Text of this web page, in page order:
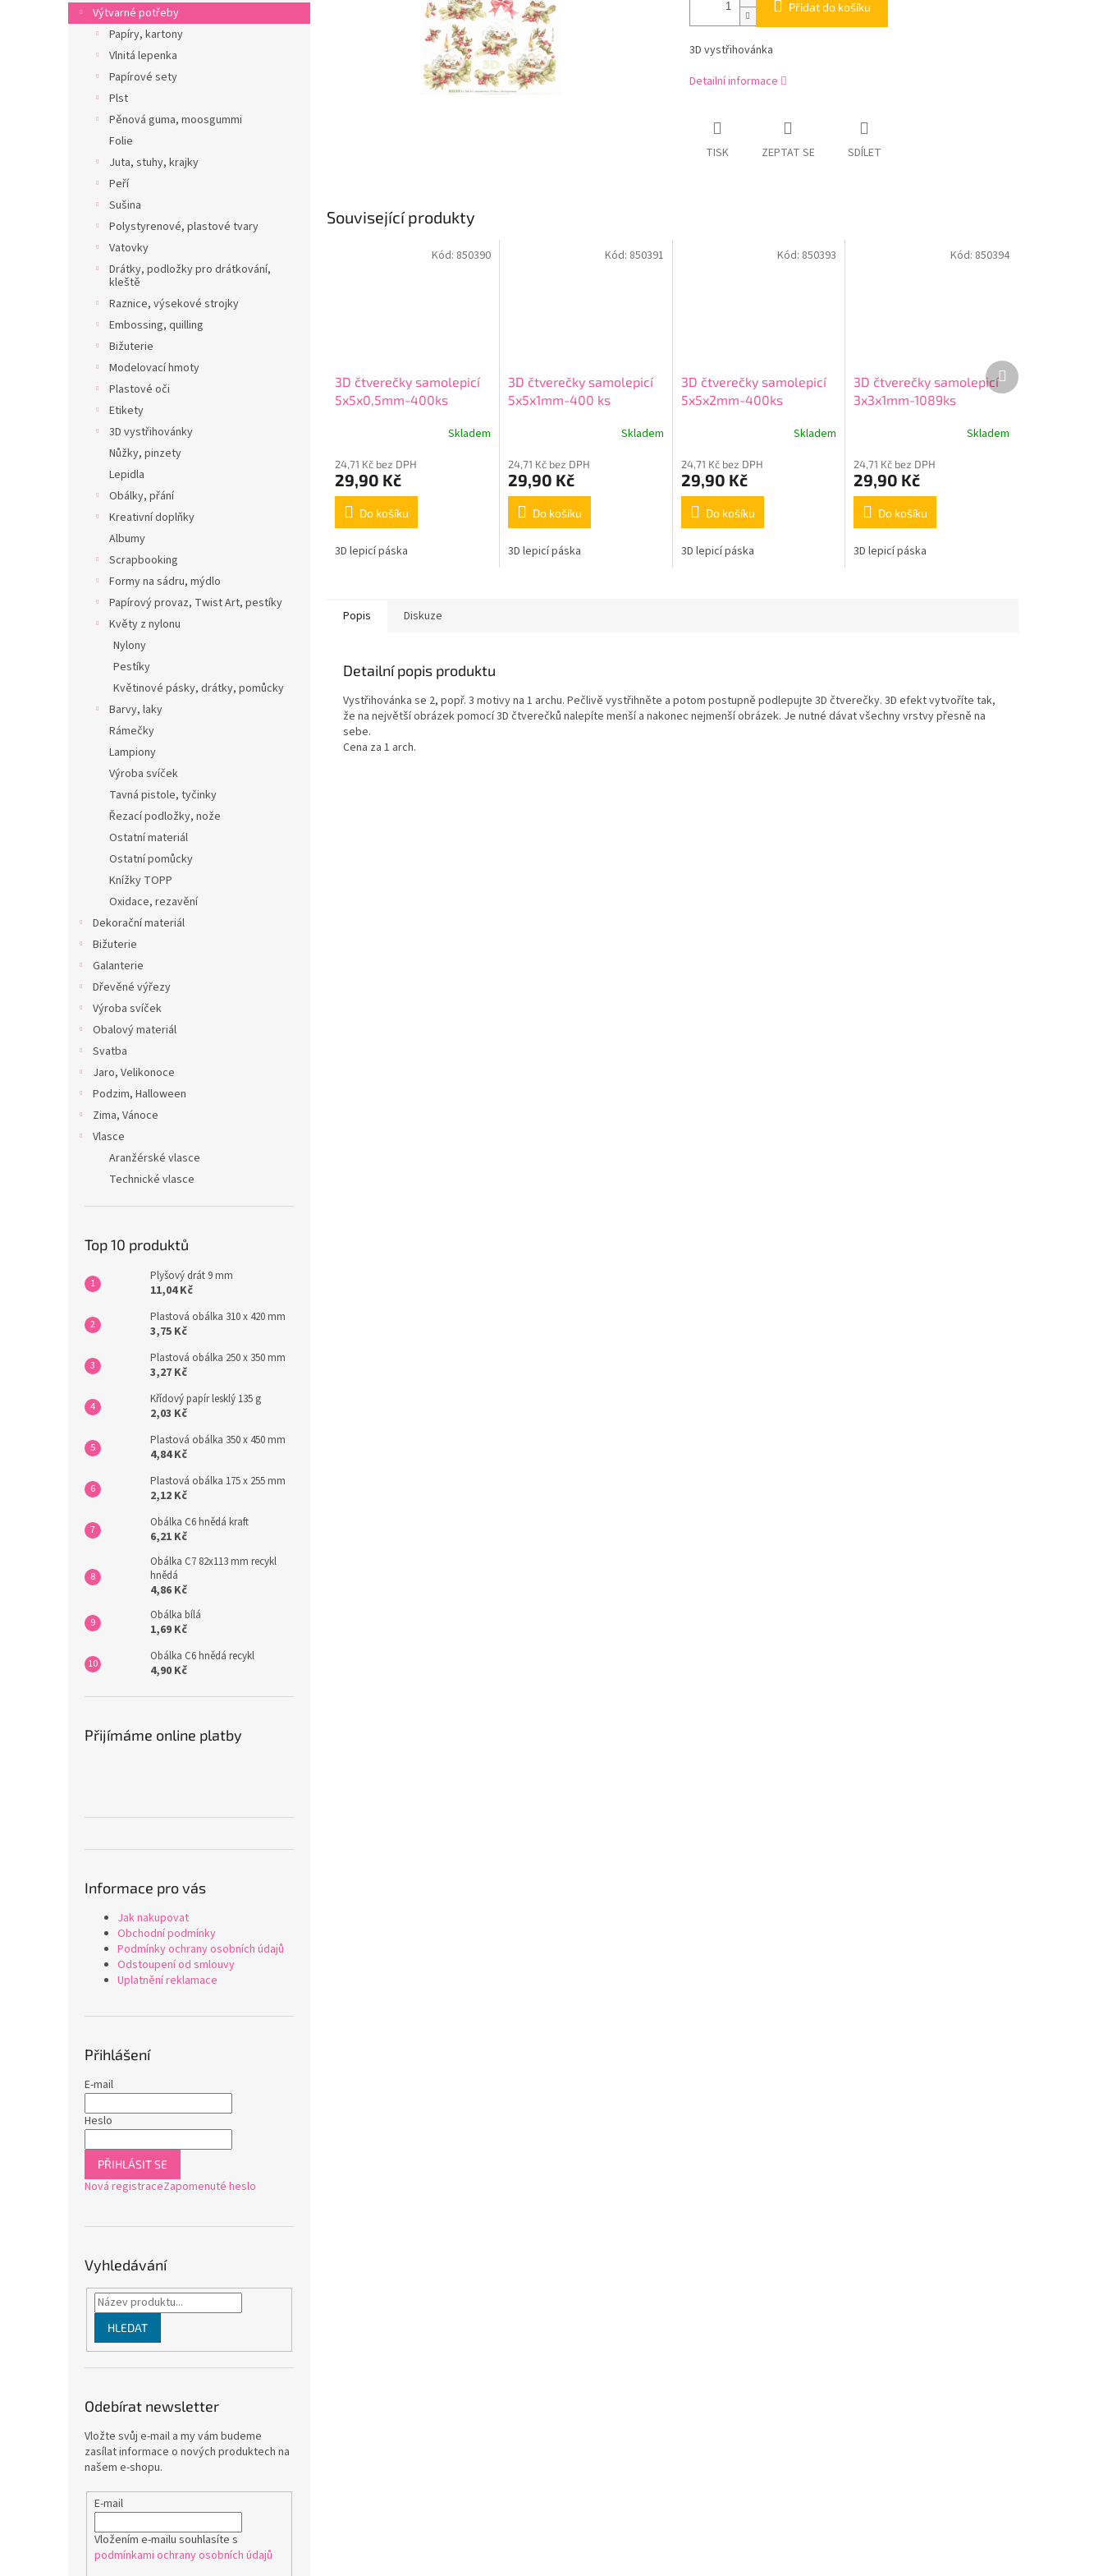
n
e
Výtvarné potřeby
Papíry, kartony
Vlnitá lepenka
Papírové sety
Plst
Pěnová guma, moosgummi
Folie
Juta, stuhy, krajky
Peří
Sušina
Polystyrenové, plastové tvary
Vatovky
Drátky, podložky pro drátkování,
kleště
Raznice, výsekové strojky
Embossing, quilling
Bižuterie
Modelovací hmoty
Plastové oči
Etikety
3D vystřihovánky
Nůžky, pinzety
Lepidla
Obálky, přání
Kreativní doplňky
Albumy
Scrapbooking
Formy na sádru, mýdlo
Papírový provaz, Twist Art, pestíky
Květy z nylonu
Nylony
Pestíky
Květinové pásky, drátky, pomůcky
Barvy, laky
Rámečky
Lampiony
Výroba svíček
Tavná pistole, tyčinky
Řezací podložky, nože
Ostatní materiál
Ostatní pomůcky
Knížky TOPP
Oxidace, rezavění
Dekorační materiál
Bižuterie
Galanterie
Dřevěné výřezy
Výroba svíček
Obalový materiál
Svatba
Jaro, Velikonoce
Podzim, Halloween
Zima, Vánoce
Vlasce
Aranžérské vlasce
Technické vlasce
Top 10 produktů
Plyšový drát 9 mm
11,04 Kč
Plastová obálka 310 x 420 mm
3,75 Kč
Plastová obálka 250 x 350 mm
3,27 Kč
Křídový papír lesklý 135 g
2,03 Kč
Plastová obálka 350 x 450 mm
4,84 Kč
Plastová obálka 175 x 255 mm
2,12 Kč
Obálka C6 hnědá kraft
6,21 Kč
Obálka C7 82x113 mm recykl
hnědá
4,86 Kč
Obálka bílá
1,69 Kč
Obálka C6 hnědá recykl
4,90 Kč
Přijímáme online platby
Informace pro vás
Jak nakupovat
Obchodní podmínky
Podmínky ochrany osobních údajů
Odstoupení od smlouvy
Uplatnění reklamace
Přihlášení
E-mail
Heslo
PŘIHLÁSIT SE
Nová registraceZapomenuté heslo
Vyhledávání
HLEDAT
Odebírat newsletter
Vložte svůj e-mail a my vám budeme
zasílat informace o nových produktech na
našem e-shopu.
E-mail
Vložením e-mailu souhlasíte s
podmínkami ochrany osobních údajů
Přidat do košíku
3D vystřihovánka
Detailní informace
TISK ZEPTAT SE SDÍLET
Související produkty
3D čtverečky samolepicí
5x5x0,5mm-400ks
Skladem
24,71 Kč bez DPH
29,90 Kč
Do košíku
3D lepicí páska
Kód: 850390
3D čtverečky samolepicí
5x5x1mm-400 ks
Skladem
24,71 Kč bez DPH
29,90 Kč
Do košíku
3D lepicí páska
Kód: 850391
3D čtverečky samolepicí
5x5x2mm-400ks
Skladem
24,71 Kč bez DPH
29,90 Kč
Do košíku
3D lepicí páska
Kód: 850393
3D čtverečky samolepicí
3x3x1mm-1089ks
Skladem
24,71 Kč bez DPH
29,90 Kč
Do košíku
3D lepicí páska
Kód: 850394
Další
produkt
Popis Diskuze
Detailní popis produktu
Vystřihovánka se 2, popř. 3 motivy na 1 archu. Pečlivě vystřihněte a potom postupně podlepujte 3D čtverečky. 3D efekt vytvoříte tak,
že na největší obrázek pomocí 3D čtverečků nalepíte menší a nakonec nejmenší obrázek. Je nutné dávat všechny vrstvy přesně na
sebe.
Cena za 1 arch.